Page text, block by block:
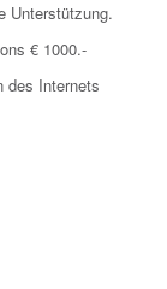
Unterstützung.
€ 1000.-
des Internets